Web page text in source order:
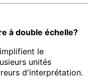
à double échelle?
le
unités
d'interprétation.